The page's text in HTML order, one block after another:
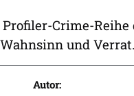
Crime-
und
Autor: